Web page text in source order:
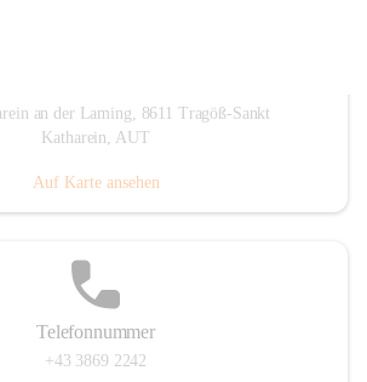
an der Laming, 8611 Tragöß-Sankt
Katharein, AUT
Auf Karte ansehen
Telefonnummer
+43 3869 2242